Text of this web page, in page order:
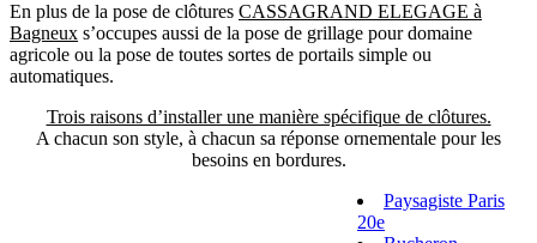
En plus de la pose de clôtures CASSAGRAND ELEGAGE à
Bagneux s’occupes aussi de la pose de grillage pour domaine
agricole ou la pose de toutes sortes de portails simple ou
automatiques.
Trois raisons d’installer une manière spécifique de clôtures.
A chacun son style, à chacun sa réponse ornementale pour les
besoins en bordures.
Paysagiste Paris
20e